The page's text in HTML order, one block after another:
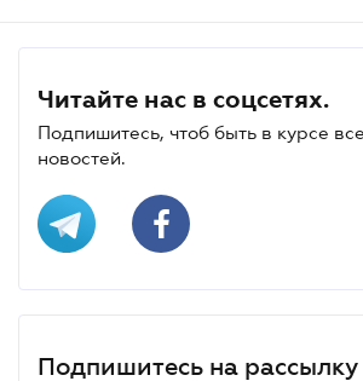
Читайте нас в соцсетях.
Подпишитесь, чтоб быть в курсе
новостей.
Подпишитесь на рассылку